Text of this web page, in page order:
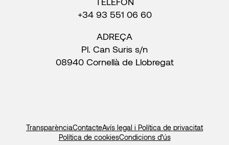
+34 93 551 06 60
ADREÇA
Pl. Can Suris s/n
08940 Cornellà de Llobregat
TransparènciaContacteAvís legal i Política de privacitat
Política de cookiesCondicions d’ús